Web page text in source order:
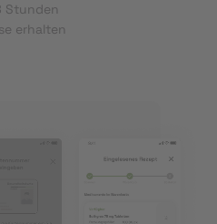
Stunden
erhalten